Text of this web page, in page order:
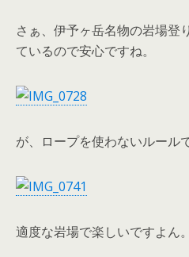
さぁ、伊予ヶ岳名物の岩場登
ているので安心ですね。
が、ロープを使わないルール
適度な岩場で楽しいですよん。